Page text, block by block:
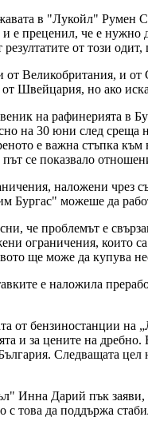
в "Лукойл" Румен
преценил, че е нужно
от този
Великобритания, и
Швейцария, но ако
на рафинерията в
на 30 юни след
е важна стъпка
се показвало
наложени
можеше да
че проблемът е
ограничения, които
ще може да купува
е наложила
бензиностанции на
и за цените на
Следващата
Инна Дарий пък
с това да поддържа